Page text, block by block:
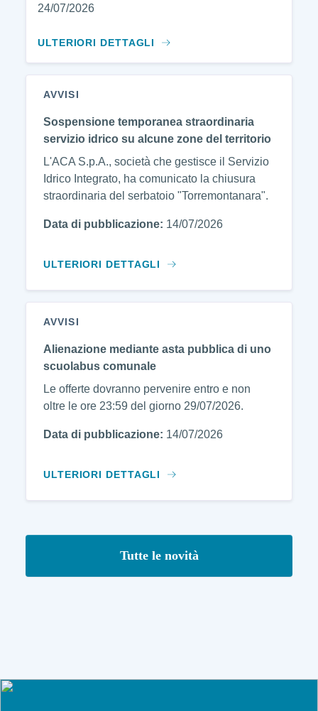
24/07/2026
ULTERIORI DETTAGLI
AVVISI
Sospensione temporanea straordinaria
servizio idrico su alcune zone del territorio
L'ACA S.p.A., società che gestisce il Servizio
Idrico Integrato, ha comunicato la chiusura
straordinaria del serbatoio "Torremontanara".
Data di pubblicazione: 14/07/2026
ULTERIORI DETTAGLI
AVVISI
Alienazione mediante asta pubblica di uno
scuolabus comunale
Le offerte dovranno pervenire entro e non
oltre le ore 23:59 del giorno 29/07/2026.
Data di pubblicazione: 14/07/2026
ULTERIORI DETTAGLI
Tutte le novità